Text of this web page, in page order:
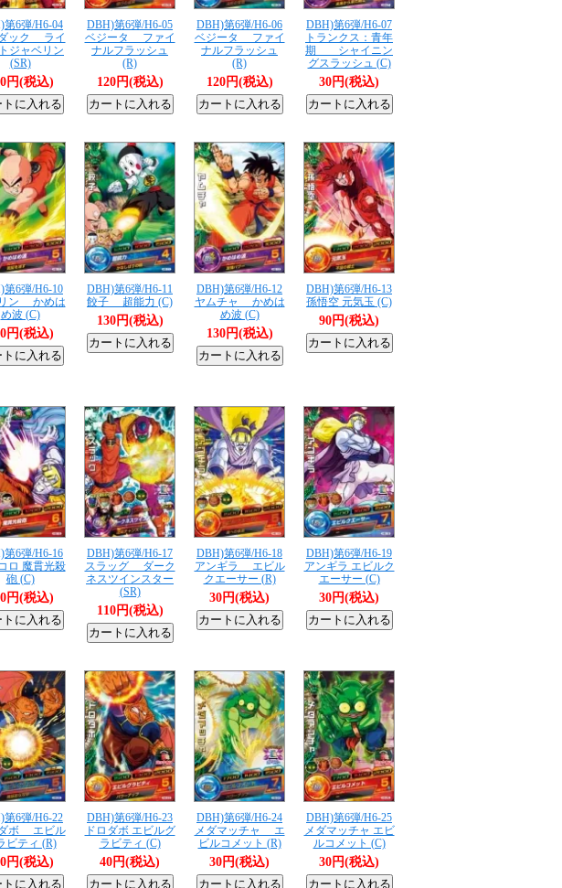
第6弾/H6-04
ック ライ
ジャベリン
(SR)
円(税込)
DBH)第6弾/H6-05
ベジータ ファイ
ナルフラッシュ
(R)
120円(税込)
DBH)第6弾/H6-06
ベジータ ファイ
ナルフラッシュ
(R)
120円(税込)
DBH)第6弾/H6-07
トランクス：青年
期 シャイニン
グスラッシュ (C)
30円(税込)
第6弾/H6-10
ン かめは
め波 (C)
円(税込)
DBH)第6弾/H6-11
餃子 超能力 (C)
130円(税込)
DBH)第6弾/H6-12
ヤムチャ かめは
め波 (C)
130円(税込)
DBH)第6弾/H6-13
孫悟空 元気玉 (C)
90円(税込)
第6弾/H6-16
ロ 魔貫光殺
砲 (C)
円(税込)
DBH)第6弾/H6-17
スラッグ ダーク
ネスツインスター
(SR)
110円(税込)
DBH)第6弾/H6-18
アンギラ エビル
クエーサー (R)
30円(税込)
DBH)第6弾/H6-19
アンギラ エビルク
エーサー (C)
30円(税込)
第6弾/H6-22
ダボ エビル
ビティ (R)
円(税込)
DBH)第6弾/H6-23
ドロダボ エビルグ
ラビティ (C)
40円(税込)
DBH)第6弾/H6-24
メダマッチャ エ
ビルコメット (R)
30円(税込)
DBH)第6弾/H6-25
メダマッチャ エビ
ルコメット (C)
30円(税込)